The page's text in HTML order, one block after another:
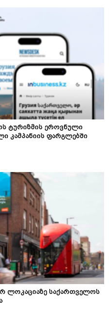
ტურიზმის ეროვნული
კამპანიის ფარგლებში
ლოკაციაზე საქართველოს